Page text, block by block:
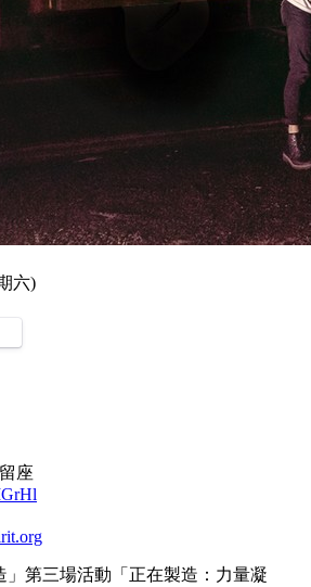
六)
座
」第三場活動「正在製造：力量凝